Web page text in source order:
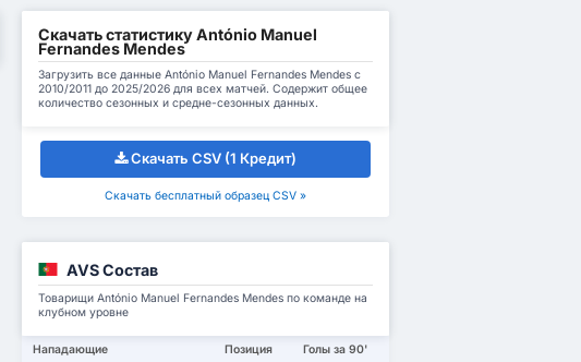
Скачать статистику António Manuel
Fernandes Mendes
Загрузить все данные António Manuel Fernandes Mendes с
2010/2011 до 2025/2026 для всех матчей. Содержит общее
количество сезонных и средне-сезонных данных.
Скачать CSV (1 Кредит)
Скачать бесплатный образец CSV »
AVS Состав
Товарищи António Manuel Fernandes Mendes по команде на
клубном уровне
Нападающие Позиция Голы за 90'